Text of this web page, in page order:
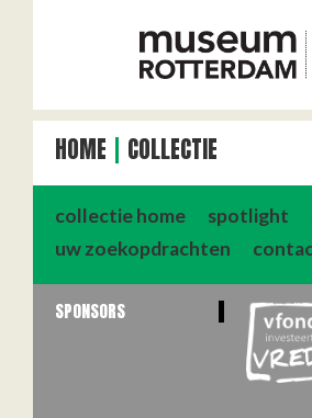
HOME COLLECTIE
collectie home spotlight
uw zoekopdrachten
SPONSORS